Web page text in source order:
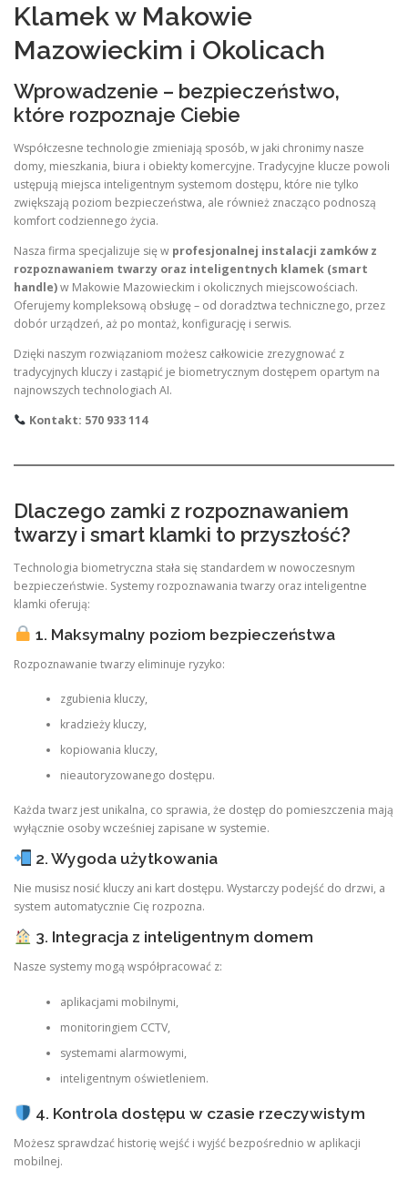
Klamek w Makowie
Mazowieckim i Okolicach
Wprowadzenie – bezpieczeństwo,
które rozpoznaje Ciebie
Współczesne technologie zmieniają sposób, w jaki chronimy nasze
domy, mieszkania, biura i obiekty komercyjne. Tradycyjne klucze powoli
ustępują miejsca inteligentnym systemom dostępu, które nie tylko
zwiększają poziom bezpieczeństwa, ale również znacząco podnoszą
komfort codziennego życia.
Nasza firma specjalizuje się w profesjonalnej instalacji zamków z
rozpoznawaniem twarzy oraz inteligentnych klamek (smart
handle)w Makowie Mazowieckim i okolicznych miejscowościach.
Oferujemy kompleksową obsługę – od doradztwa technicznego, przez
dobór urządzeń, aż po montaż, konfigurację i serwis.
Dzięki naszym rozwiązaniom możesz całkowicie zrezygnować z
tradycyjnych kluczy i zastąpić je biometrycznym dostępem opartym na
najnowszych technologiach AI.
Kontakt: 570 933 114
Dlaczego zamki z rozpoznawaniem
twarzy i smart klamki to przyszłość?
Technologia biometryczna stała się standardem w nowoczesnym
bezpieczeństwie. Systemy rozpoznawania twarzy oraz inteligentne
klamki oferują:
1. Maksymalny poziom bezpieczeństwa
Rozpoznawanie twarzy eliminuje ryzyko:
zgubienia kluczy,
kradzieży kluczy,
kopiowania kluczy,
nieautoryzowanego dostępu.
Każda twarz jest unikalna, co sprawia, że dostęp do pomieszczenia mają
wyłącznie osoby wcześniej zapisane w systemie.
2. Wygoda użytkowania
Nie musisz nosić kluczy ani kart dostępu. Wystarczy podejść do drzwi, a
system automatycznie Cię rozpozna.
3. Integracja z inteligentnym domem
Nasze systemy mogą współpracować z:
aplikacjami mobilnymi,
monitoringiem CCTV,
systemami alarmowymi,
inteligentnym oświetleniem.
4. Kontrola dostępu w czasie rzeczywistym
Możesz sprawdzać historię wejść i wyjść bezpośrednio w aplikacji
mobilnej.